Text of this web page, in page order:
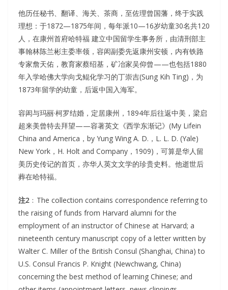
他历任秘书、翻译、海关、茶商，至佐理曾国藩，终于实践
理想：于1872—1875年间，每年派10—16岁幼童30名共120
人，在康州首府哈特福 建立中国留学生事务所，由清刑部主
事翰林陈兰彬主委率领，容闳副委先返康州安顿，内有铁路
专家詹天佑，教育家蔡绍基，矿冶家吴仰曾——也包括1880
年入学哈佛大学向戈鲲化学习的丁崇吉(Sung Kih Ting)，为
1873年留学的幼童，后返中国入海军。
容闳与玛丽·柯罗结婚，定居康州，1894年后往返中美，梁启
超来美曾特去拜望——容著英文《西学东渐记》(My Lifein
China and America，by Yung Wing A. D.，L. L. D. (Yale)
New York，H. Holt and Company，1909)，可算是华人留
美历史传记的首页，亦华人英文文学的珍贵史料。他逝世后
葬在哈特福。
注2 ﹕The collection contains correspondence referring to
the raising of funds from Harvard alumni for the
employment of an instructor of Chinese at Harvard; a
nineteenth century manuscript copy of a letter written by
Walter C. Miller of the British Consul (Shanghai, China) to
U.S. Consul Francis P. Knight (Newchwang, China)
concerning the best method of learning Chinese; and